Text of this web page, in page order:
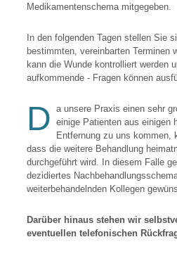
Medikamentenschema mitgegeben.
In den folgenden Tagen stellen Sie
bestimmten, vereinbarten Terminen
kann die Wunde kontrolliert werden
aufkommende - Fragen können
D
a unsere Praxis einen sehr
einige Patienten aus einigen
Entfernung zu uns kommen,
dass die weitere Behandlung
durchgeführt wird. In diesem Falle
dezidiertes
weiterbehandelnden Kollegen
Darüber hinaus stehen wir
eventuellen telefonischen